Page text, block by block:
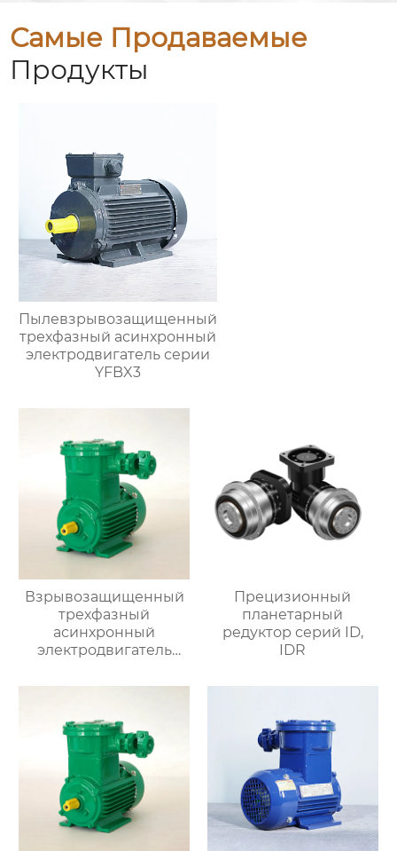
Самые Продаваемые
Продукты
Пылевзрывозащищенный
трехфазный асинхронный
электродвигатель серии
YFBX3
Взрывозащищенный
трехфазный
асинхронный
электродвигатель
Прецизионный
планетарный
редуктор серий ID,
IDR